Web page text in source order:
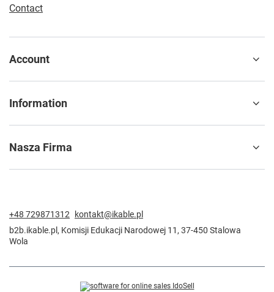
Contact
Account
Information
Nasza Firma
+48 729871312
kontakt@ikable.pl
b2b.ikable.pl , Komisji Edukacji Narodowej 11 , 37-450 Stalowa
Wola